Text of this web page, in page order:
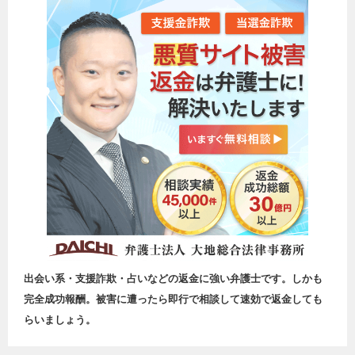
出会い系・支援詐欺・占いなどの返金に強い弁護士です。しかも
完全成功報酬。被害に遭ったら即行で相談して速効で返金しても
らいましょう。